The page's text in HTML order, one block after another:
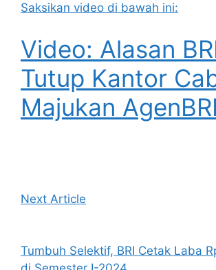
Saksikan video di bawah ini:
Video: Alasan
Tutup Kantor
Majukan
Next Article
Tumbuh Selektif, BRI Cetak Laba